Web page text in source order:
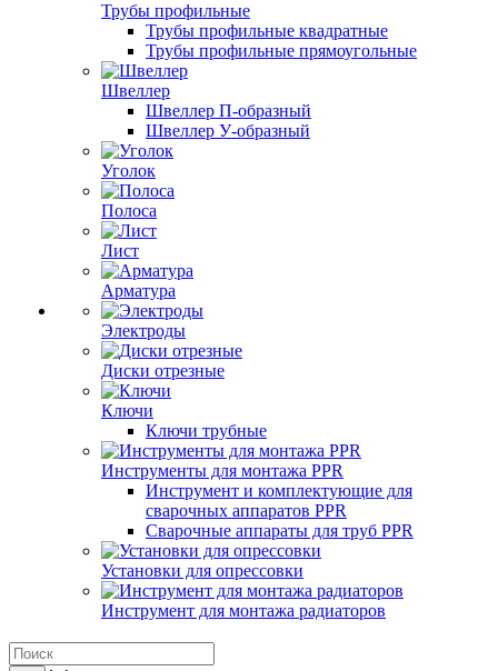
Трубы профильные
Трубы профильные квадратные
Трубы профильные прямоугольные
Швеллер
Швеллер П-образный
Швеллер У-образный
Уголок
Полоса
Лист
Арматура
Электроды
Диски отрезные
Ключи
Ключи трубные
Инструменты для монтажа PPR
Инструмент и комплектующие для
сварочных аппаратов PPR
Сварочные аппараты для труб PPR
Установки для опрессовки
Инструмент для монтажа радиаторов